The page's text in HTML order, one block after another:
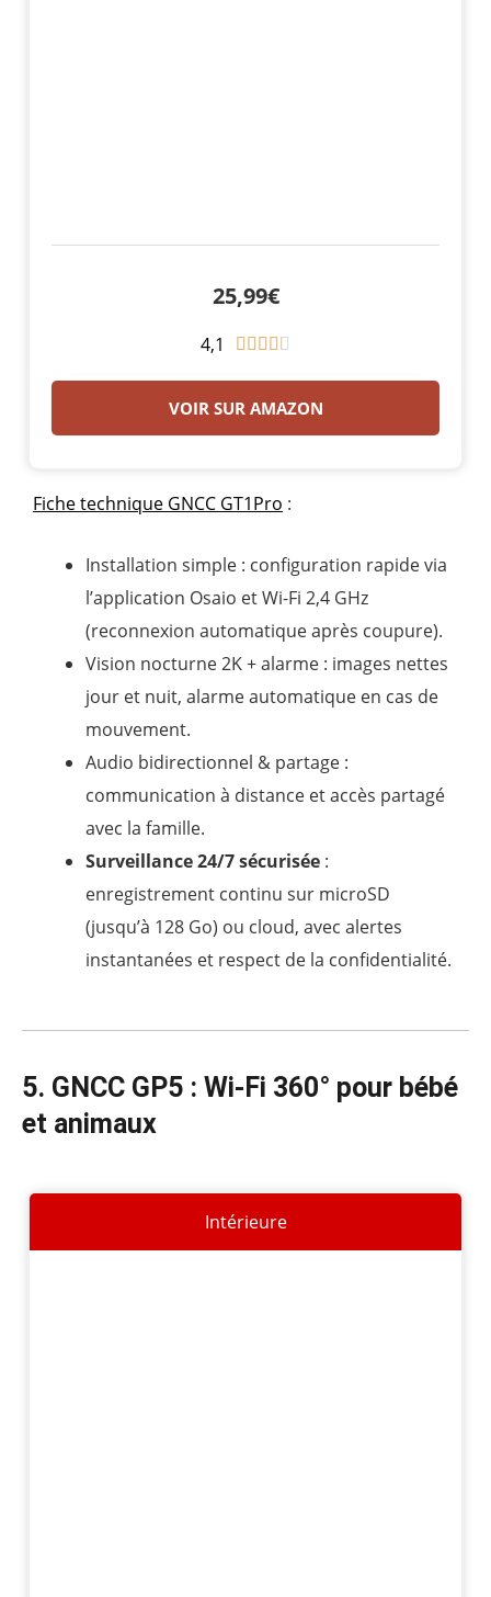
25,99€
4,1     
t
2
u
r
5
VOIR SUR AMAZON
Fiche technique GNCC GT1Pro :
Installation simple : configuration rapide via
l’application Osaio et Wi-Fi 2,4 GHz
(reconnexion automatique après coupure).
Vision nocturne 2K + alarme : images nettes
jour et nuit, alarme automatique en cas de
mouvement.
Audio bidirectionnel & partage :
communication à distance et accès partagé
avec la famille.
Surveillance 24/7 sécurisée :
enregistrement continu sur microSD
(jusqu’à 128 Go) ou cloud, avec alertes
instantanées et respect de la confidentialité.
5. GNCC GP5 : Wi-Fi 360° pour bébé
et animaux
Intérieure